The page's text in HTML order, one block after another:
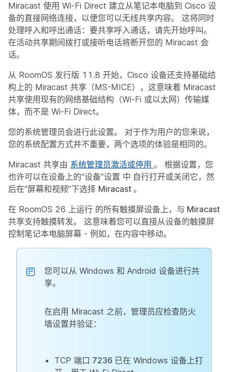
Miracast 使用 Wi-Fi Direct 建立从笔记本电脑到 Cisco 设
备的直接网络连接，以便您可以无线共享内容。 这将同时
处理呼入和呼出通话：要共享呼入通话，请先开始呼叫。
在活动共享期间拨打或接听电话将断开您的 Miracast 会
话。
从 RoomOS 发行版 11.8 开始，Cisco 设备还支持基础结
构上的 Miracast 共享（MS-MICE），这意味着 Miracast
共享使用现有的网络基础结构（Wi-Fi 或以太网）传输媒
体，而不是 Wi-Fi Direct。
您的系统管理员会进行此设置。 对于作为用户的您来说，
您的系统配置方式并不重要，两个选项的体验是相同的。
Miracast 共享由 系统管理员激活或停用 。 根据设置，您
也许可以在设备上的“设备”设置 中 自行打开或关闭它，然
后在“屏幕和视频”下选择 Miracast 。
在 RoomOS 26 上运行 的所有触摸屏设备上，与 Miracast
共享支持触摸转发。 这意味着您可以直接从设备的触摸屏
控制笔记本电脑屏幕 - 例如，在内容中移动。
您可以从 Windows 和 Android 设备进行共
享。
在启用 Miracast 之前，管理员应检查防火
墙设置并验证：
TCP 端口 7236 已在 Windows 设备上打